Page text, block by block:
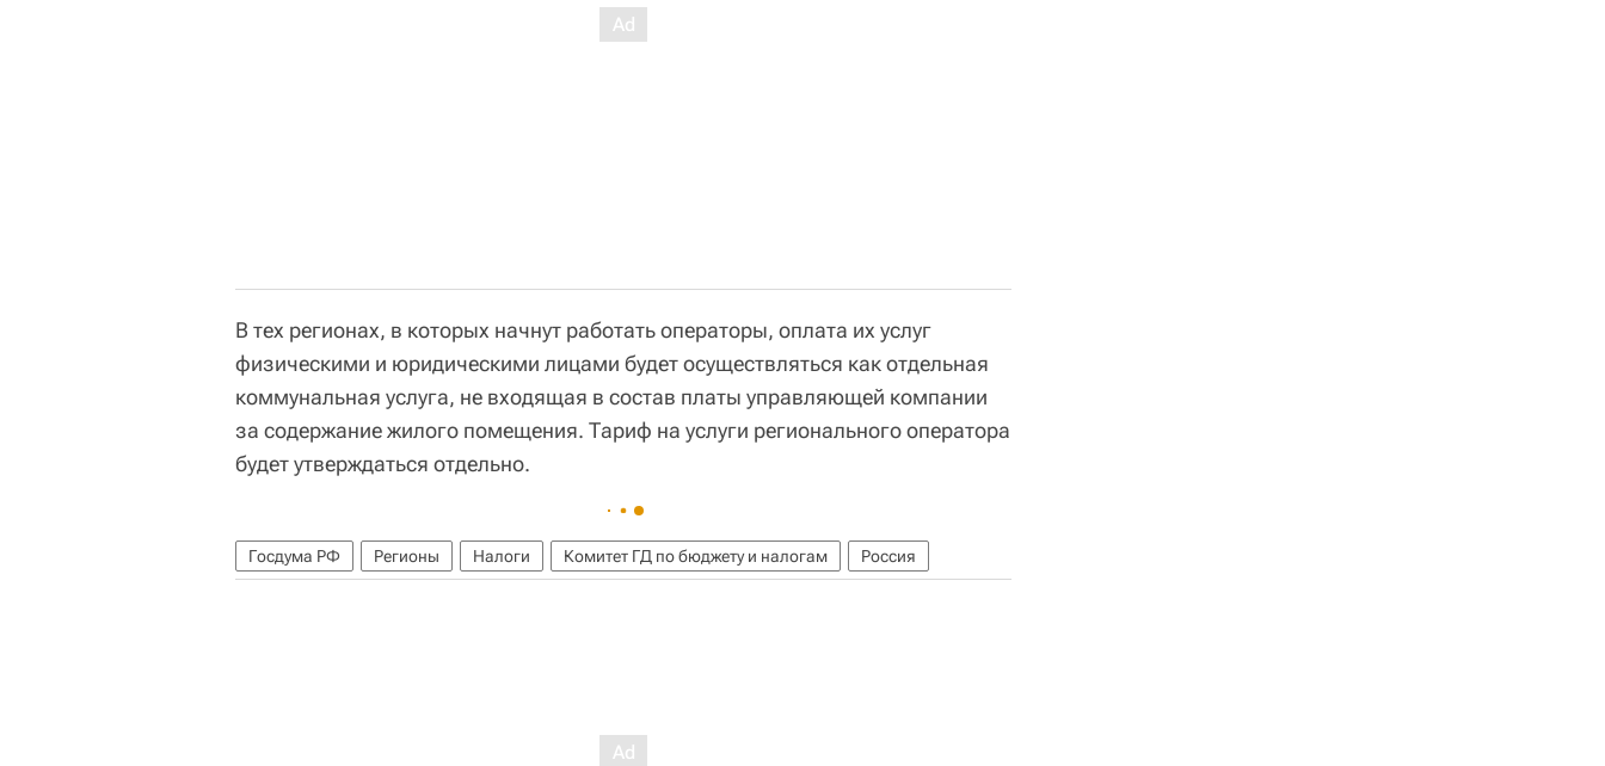
В тех регионах, в которых начнут работать операторы, оплата их услуг
физическими и юридическими лицами будет осуществляться как отдельная
коммунальная услуга, не входящая в состав платы управляющей компании
за содержание жилого помещения. Тариф на услуги регионального оператора
будет утверждаться отдельно.
Госдума РФ Регионы Налоги Комитет ГД по бюджету и налогам Россия